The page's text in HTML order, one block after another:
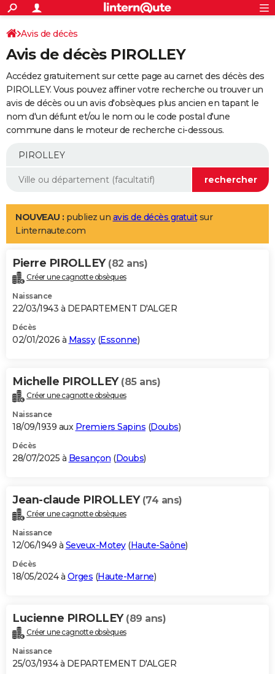
ACTUALITÉS
Politique
Société
Faits Divers
Education
Monde
Villes
+
SPORT
Coupe du monde 2026
Football
Tennis
Cyclisme
Rugby
Forum
Programme TV
TNT
Streaming
Cinéma
Sorties cinéma
Musique
+
FINANCE
Retraite
Epargne
Immobilier
Risques naturels par ville
Banque
Assurance
AUTO
Essais
Réserver un essai
Citadines
Berlines
SUV
Forum auto
+
Mobiles
Meilleur smartphone
Internet
Ordinateurs
Jeux vidéo
Guide high-tech
Aménagement intérieur
LIFESTYLE
Art de vivre
Bien-être
Loisirs
Mode
Modes de vie
Alimentation
Guide de la santé
Maladies
Médicaments
Sommeil
VOYAGE
Destinations
City break
Voyage nature
Voyage de noces
Forum
Climat
+PHOTO
GUIDES D'ACHAT
BONS PLANS
Carte de Noël
Carte Bonne année
Carte Saint-Valentin
Carte Pâques
Carte d'anniversaire
DICTIONNAIRE
Dictionnaire
Biographies
Citations
Expressions
Proverbes
PROGRAMME TV
S'inscrire
Se connecter
Lycées
Collèges
Primaires
Universités
Entreprises
Service militaire
Avis de recherche
AVIS DE DÉCÈS
Bricolage
Lifestyle
Culture
Sport
Auto
Television
Voyage
Cinema
Avis de décès
Avis de décès PIROLLEY
Accédez gratuitement sur cette page au carnet des décès des
PIROLLEY. Vous pouvez affiner votre recherche ou trouver un
avis de décès ou un avis d'obsèques plus ancien en tapant le
nom d'un défunt et/ou le nom ou le code postal d'une
commune dans le moteur de recherche ci-dessous.
NOUVEAU : publiez un avis de décès gratuitsur
Linternaute.com
Pierre PIROLLEY (82 ans)
Créer une cagnotte obsèques
Naissance
22/03/1943 à DEPARTEMENT D'ALGER
Décès
02/01/2026 à Massy(Essonne)
Michelle PIROLLEY (85 ans)
Créer une cagnotte obsèques
Naissance
18/09/1939 aux Premiers Sapins (Doubs)
Décès
28/07/2025 à Besançon (Doubs)
Jean-claude PIROLLEY (74 ans)
Créer une cagnotte obsèques
Naissance
12/06/1949 à Seveux-Motey(Haute-Saône)
Décès
18/05/2024 à Orges (Haute-Marne)
Lucienne PIROLLEY (89 ans)
Créer une cagnotte obsèques
Naissance
25/03/1934 à DEPARTEMENT D'ALGER